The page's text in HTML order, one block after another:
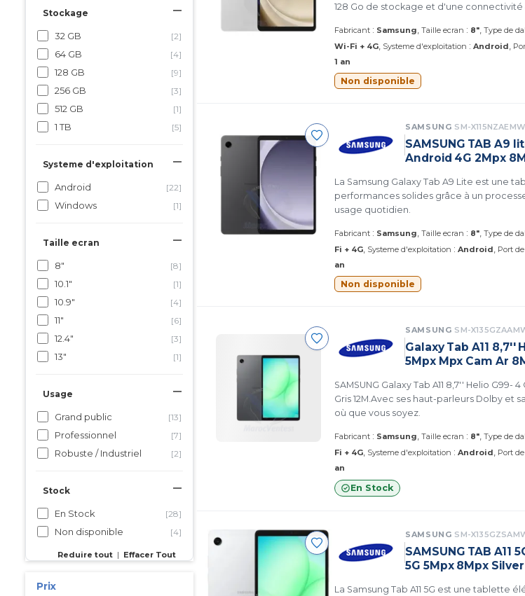
Stockage
32 GB [2]
64 GB [4]
128 GB [9]
256 GB [3]
512 GB [1]
1 TB [5]
Systeme d'exploitation
Android [22]
Windows [1]
Taille ecran
8" [8]
10.1" [1]
10.9" [4]
11" [6]
12.4" [3]
13" [1]
Usage
Grand public [13]
Professionnel [7]
Robuste / Industriel [2]
Stock
En Stock [28]
Non disponible [4]
Reduire tout | Effacer Tout
Prix
128 Go de stockage et d'une
Fabricant : Samsung Taille ecran : 8" Type de
Wi-Fi + 4G Systeme d'exploitation : Android
1 an
Non disponible
SAMSUNG SM-
SAMSUNG TAB A9
Android 4G 2Mpx
La Samsung Galaxy Tab A9 Lite est une
performances solides grâce à un
usage quotidien.
Fabricant : Samsung Taille ecran : 8" Type de
Fi + 4G Systeme d'exploitation : Android Port
an
Non disponible
SAMSUNG SM-
Galaxy Tab A11 8,7''
5Mpx Mpx Cam Ar
SAMSUNG Galaxy Tab A11 8,7'' Helio G99-
Gris 12M.Avec ses haut-parleurs Dolby et
où que vous soyez.
Fabricant : Samsung Taille ecran : 8" Type de
Fi + 4G Systeme d'exploitation : Android Port
an
En Stock
SAMSUNG SM-
SAMSUNG TAB A11
5G 5Mpx 8Mpx Silver
La Samsung Tab A11 5G est une tablette